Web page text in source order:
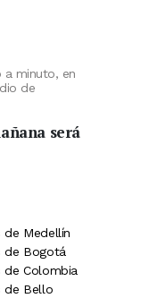
a minuto, en
de
será
de Medellín
de Bogotá
de Colombia
de Bello